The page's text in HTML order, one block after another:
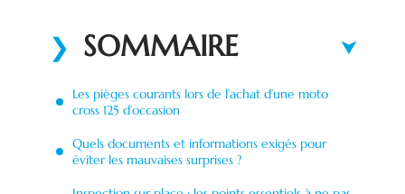
SOMMAIRE
Les pièges courants lors de l’achat d’une moto
cross 125 d’occasion
Quels documents et informations exigés pour
éviter les mauvaises surprises ?